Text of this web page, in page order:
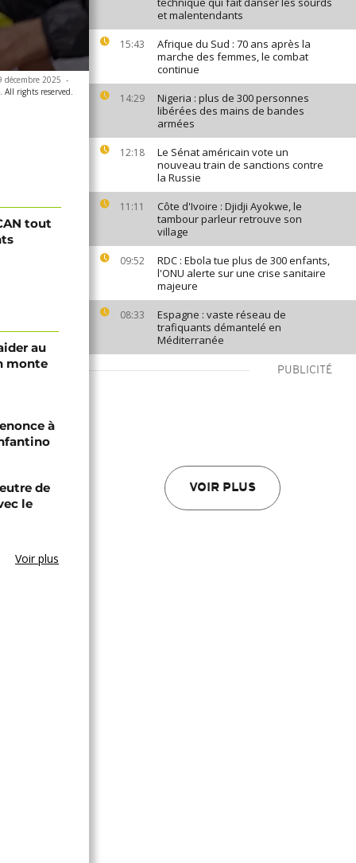
et malentendants
15:43
Afrique du Sud : 70 ans après la
marche des femmes, le combat
continue
14:29
Nigeria : plus de 300 personnes
libérées des mains de bandes
armées
12:18
Le Sénat américain vote un
nouveau train de sanctions contre
la Russie
11:11
Côte d'Ivoire : Djidji Ayokwe, le
tambour parleur retrouve son
village
09:52
RDC : Ebola tue plus de 300 enfants,
l'ONU alerte sur une crise sanitaire
majeure
08:33
Espagne : vaste réseau de
trafiquants démantelé en
Méditerranée
PUBLICITÉ
VOIR PLUS
décembre 2025 -
All rights reserved.
tout
au
monte
à
de
le
Voir plus